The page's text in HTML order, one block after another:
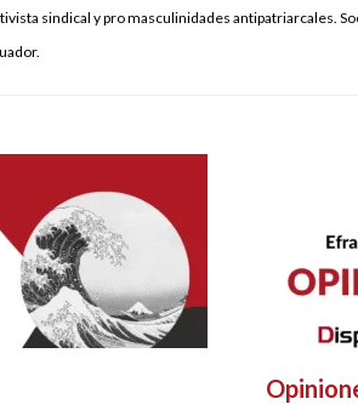
sindical y pro masculinidades antipatriarcales.